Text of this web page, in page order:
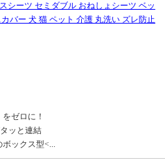
シーツ セミダブル おねしょシーツ ベッ
バー 犬 猫 ペット 介護 丸洗い ズレ防止
ゼロに！
ッと連結
ボックス型<...